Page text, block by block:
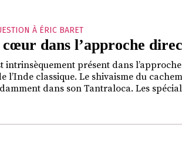
À ÉRIC BARET
dans l’approche
présent dans
classique. Le shivaisme du
dans son Tantraloca. Les